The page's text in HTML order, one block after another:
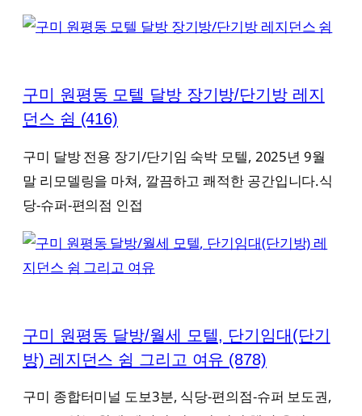
구미 원평동 모텔 달방 장기방/단기방 레지
던스 쉼 (416)
구미 달방 전용 장기/단기임 숙박 모텔, 2025년 9월
말 리모델링을 마쳐, 깔끔하고 쾌적한 공간입니다.식
당-슈퍼-편의점 인접
구미 원평동 달방/월세 모텔, 단기임대(단기
방) 레지던스 쉼 그리고 여유 (878)
구미 종합터미널 도보3분, 식당-편의점-슈퍼 보도권,